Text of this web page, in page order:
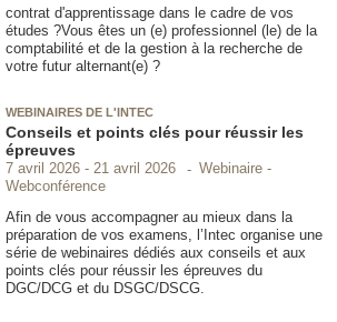
contrat d'apprentissage dans le cadre de vos
études ?Vous êtes un (e) professionnel (le) de la
comptabilité et de la gestion à la recherche de
votre futur alternant(e) ?
WEBINAIRES DE L'INTEC
Conseils et points clés pour réussir les
épreuves
7 avril 2026 21 avril 2026
Webinaire -
Webconférence
Afin de vous accompagner au mieux dans la
préparation de vos examens, l’Intec organise une
série de webinaires dédiés aux conseils et aux
points clés pour réussir les épreuves du
DGC/DCG et du DSGC/DSCG.